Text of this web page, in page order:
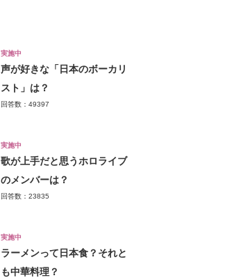
実施中
声が好きな「日本のボーカリ
スト」は？
回答数：49397
実施中
歌が上手だと思うホロライブ
のメンバーは？
回答数：23835
実施中
ラーメンって日本食？それと
も中華料理？